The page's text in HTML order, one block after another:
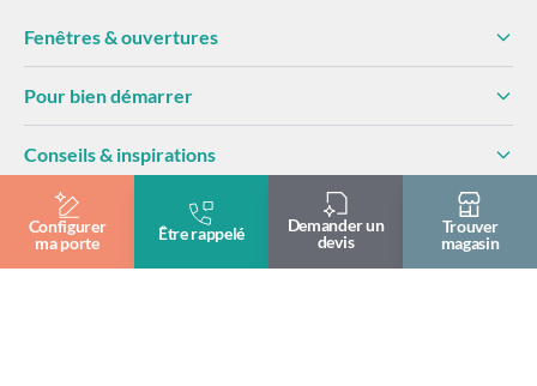
Fenêtres & ouvertures
Pour bien démarrer
Conseils & inspirations
Fabricant engagé
Configurer
ma porte
Être rappelé
Demander un
devis
Trouver
magasin